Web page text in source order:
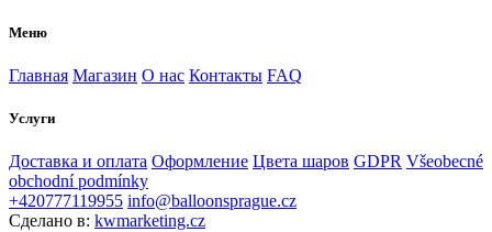
Меню
Главная Магазин О нас Контакты FAQ
Услуги
Доставка и оплата Оформление Цвета шаров GDPR Všeobecné
obchodní podmínky
+420777119955 info@balloonsprague.cz
Сделано в: kwmarketing.cz